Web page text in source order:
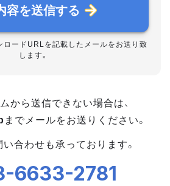
容を送信する
ロードURLを記載したメールをお送り致
します。
から送信できない場合は、
までメールをお送りください。
合わせも承っております。
6633-2781